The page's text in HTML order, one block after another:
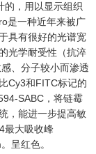
的，用以显示组织
是一种近年来被广
具有很好的光谱宽
光学耐受性（抗淬
、分子较小而渗透
Cy3和FITC标记的
SABC，将链霉
，能进一步提高敏
最大吸收峰
呈红色。